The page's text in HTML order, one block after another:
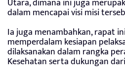
dalam mencapai visi misi
Ia juga menambahkan, rapat
memperdalam kesiapan
dilaksanakan dalam rangka
Kesehatan serta dukungan